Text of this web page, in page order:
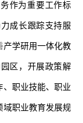
作为重要工作标
成长跟踪支持服
产学研用一体化教
区，开展政策解
职业技能、职业
域职业教育发展规